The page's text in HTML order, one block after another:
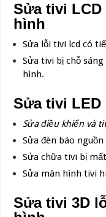
Sửa tivi
hình
Sửa lỗi tivi lcd có
Sửa tivi bị chỗ
hình.
Sửa tivi
Sửa điều khiển và
Sửa đèn báo
Sửa chữa tivi bị
Sửa màn hình tivi
Sửa tivi 3D